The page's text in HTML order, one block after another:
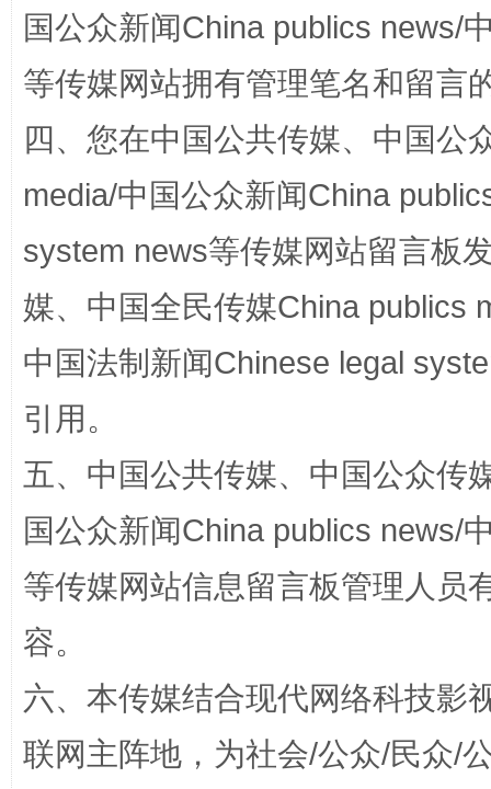
阿坝州三大球赛在茂县开幕 规模
国家大学科技园优化重塑工作
国公众新闻China publics news/
等传媒网站拥有管理笔名和留言
四、您在中国公共传媒、中国公
media/中国公众新闻China
system news等传媒网站留言板
媒、中国全民传媒China publics
中国法制新闻Chinese legal
引用。
五、中国公共传媒、中国公众传
国公众新闻China publics news/
等传媒网站信息留言板管理人员
容。
六、本传媒结合现代网络科技影
联网主阵地，为社会/公众/民众/